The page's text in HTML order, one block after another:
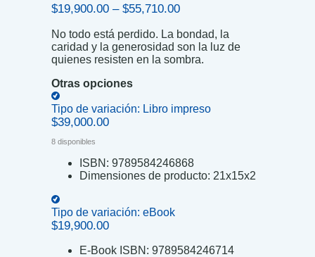
$19,900.00 – $55,710.00Price
$19,900.00
through
$55,710.00
No todo está perdido. La bondad, la
caridad y la generosidad son la luz de
quienes resisten en la sombra.
Otras opciones
Tipo de variación: Libro impreso
$39,000.00
8 disponibles
ISBN: 9789584246868
Dimensiones de producto: 21x15x2
Tipo de variación: eBook
$19,900.00
E-Book ISBN: 9789584246714